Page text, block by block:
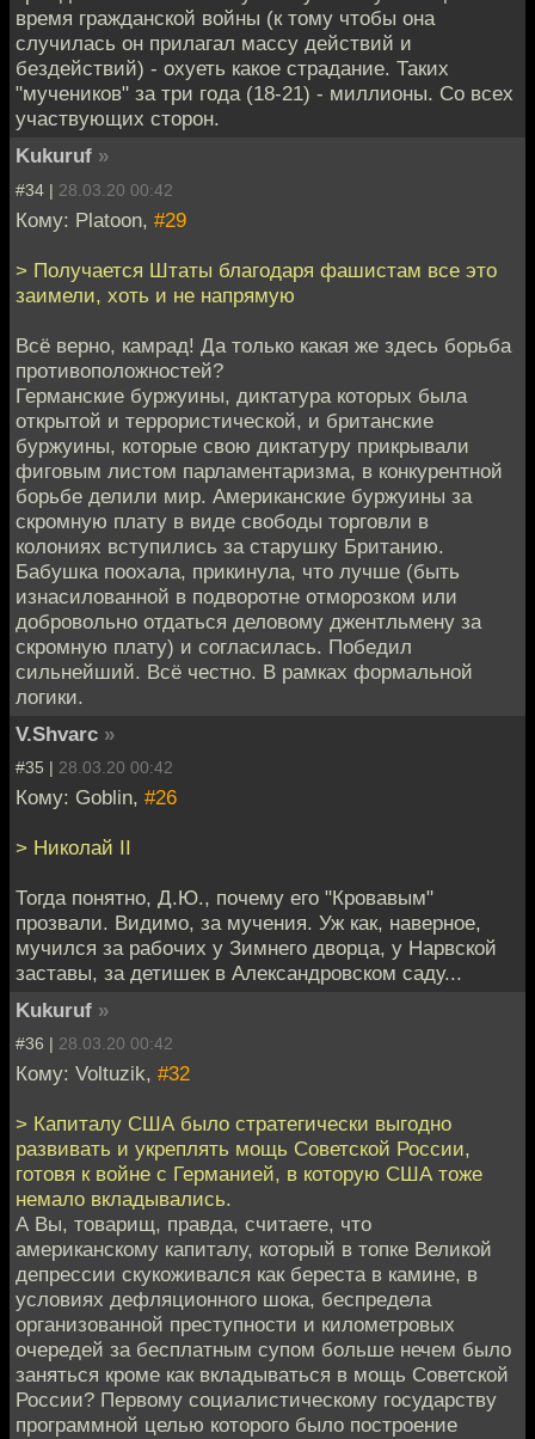
время гражданской войны (к тому чтобы она
случилась он прилагал массу действий и
бездействий) - охуеть какое страдание. Таких
"мучеников" за три года (18-21) - миллионы. Со всех
участвующих сторон.
Kukuruf »
#34 | 28.03.20 00:42
Кому: Platoon, #29
> Получается Штаты благодаря фашистам все это
заимели, хоть и не напрямую
Всё верно, камрад! Да только какая же здесь борьба
противоположностей?
Германские буржуины, диктатура которых была
открытой и террористической, и британские
буржуины, которые свою диктатуру прикрывали
фиговым листом парламентаризма, в конкурентной
борьбе делили мир. Американские буржуины за
скромную плату в виде свободы торговли в
колониях вступились за старушку Британию.
Бабушка поохала, прикинула, что лучше (быть
изнасилованной в подворотне отморозком или
добровольно отдаться деловому джентльмену за
скромную плату) и согласилась. Победил
сильнейший. Всё честно. В рамках формальной
логики.
V.Shvarc »
#35 | 28.03.20 00:42
Кому: Goblin, #26
> Николай II
Тогда понятно, Д.Ю., почему его "Кровавым"
прозвали. Видимо, за мучения. Уж как, наверное,
мучился за рабочих у Зимнего дворца, у Нарвской
заставы, за детишек в Александровском саду...
Kukuruf »
#36 | 28.03.20 00:42
Кому: Voltuzik, #32
> Капиталу США было стратегически выгодно
развивать и укреплять мощь Советской России,
готовя к войне с Германией, в которую США тоже
немало вкладывались.
А Вы, товарищ, правда, считаете, что
американскому капиталу, который в топке Великой
депрессии скукоживался как береста в камине, в
условиях дефляционного шока, беспредела
организованной преступности и километровых
очередей за бесплатным супом больше нечем было
заняться кроме как вкладываться в мощь Советской
России? Первому социалистическому государству
программной целью которого было построение